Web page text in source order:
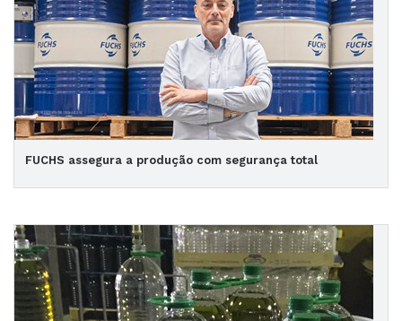
FUCHS assegura a produção com segurança total